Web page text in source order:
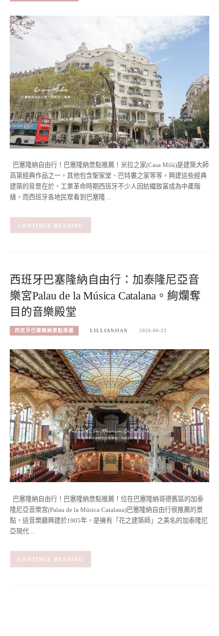
巴塞隆納自由行！巴塞隆納景點推薦！米拉之家(Casa Milà)是建築大師
高第經典作品之一，其他包含聖家堂、巴特婁之家等等，興建這些經典
建築的背景在於，工業革命時期西班牙不少人因紡織致富成為中產階
級，而西班牙各地民眾看到巴塞隆…
CONTINUE READING
西班牙巴塞隆納自由行：加泰隆尼亞音
樂宮Palau de la Música Catalana。絢爛奪
目的音樂殿堂
西班牙巴塞隆納景點推薦 LILLIANJIAN 2026-06-23
巴塞隆納自由行！巴塞隆納景點推薦！位在巴塞隆納哥德舊區的加泰
隆尼亞音樂宮(Palau de la Música Catalana)巴塞隆納自由行很推薦的景
點，這音樂廳興建於1905年，是擁有「花之建築師」之美名的加泰隆尼
亞現代…
CONTINUE READING